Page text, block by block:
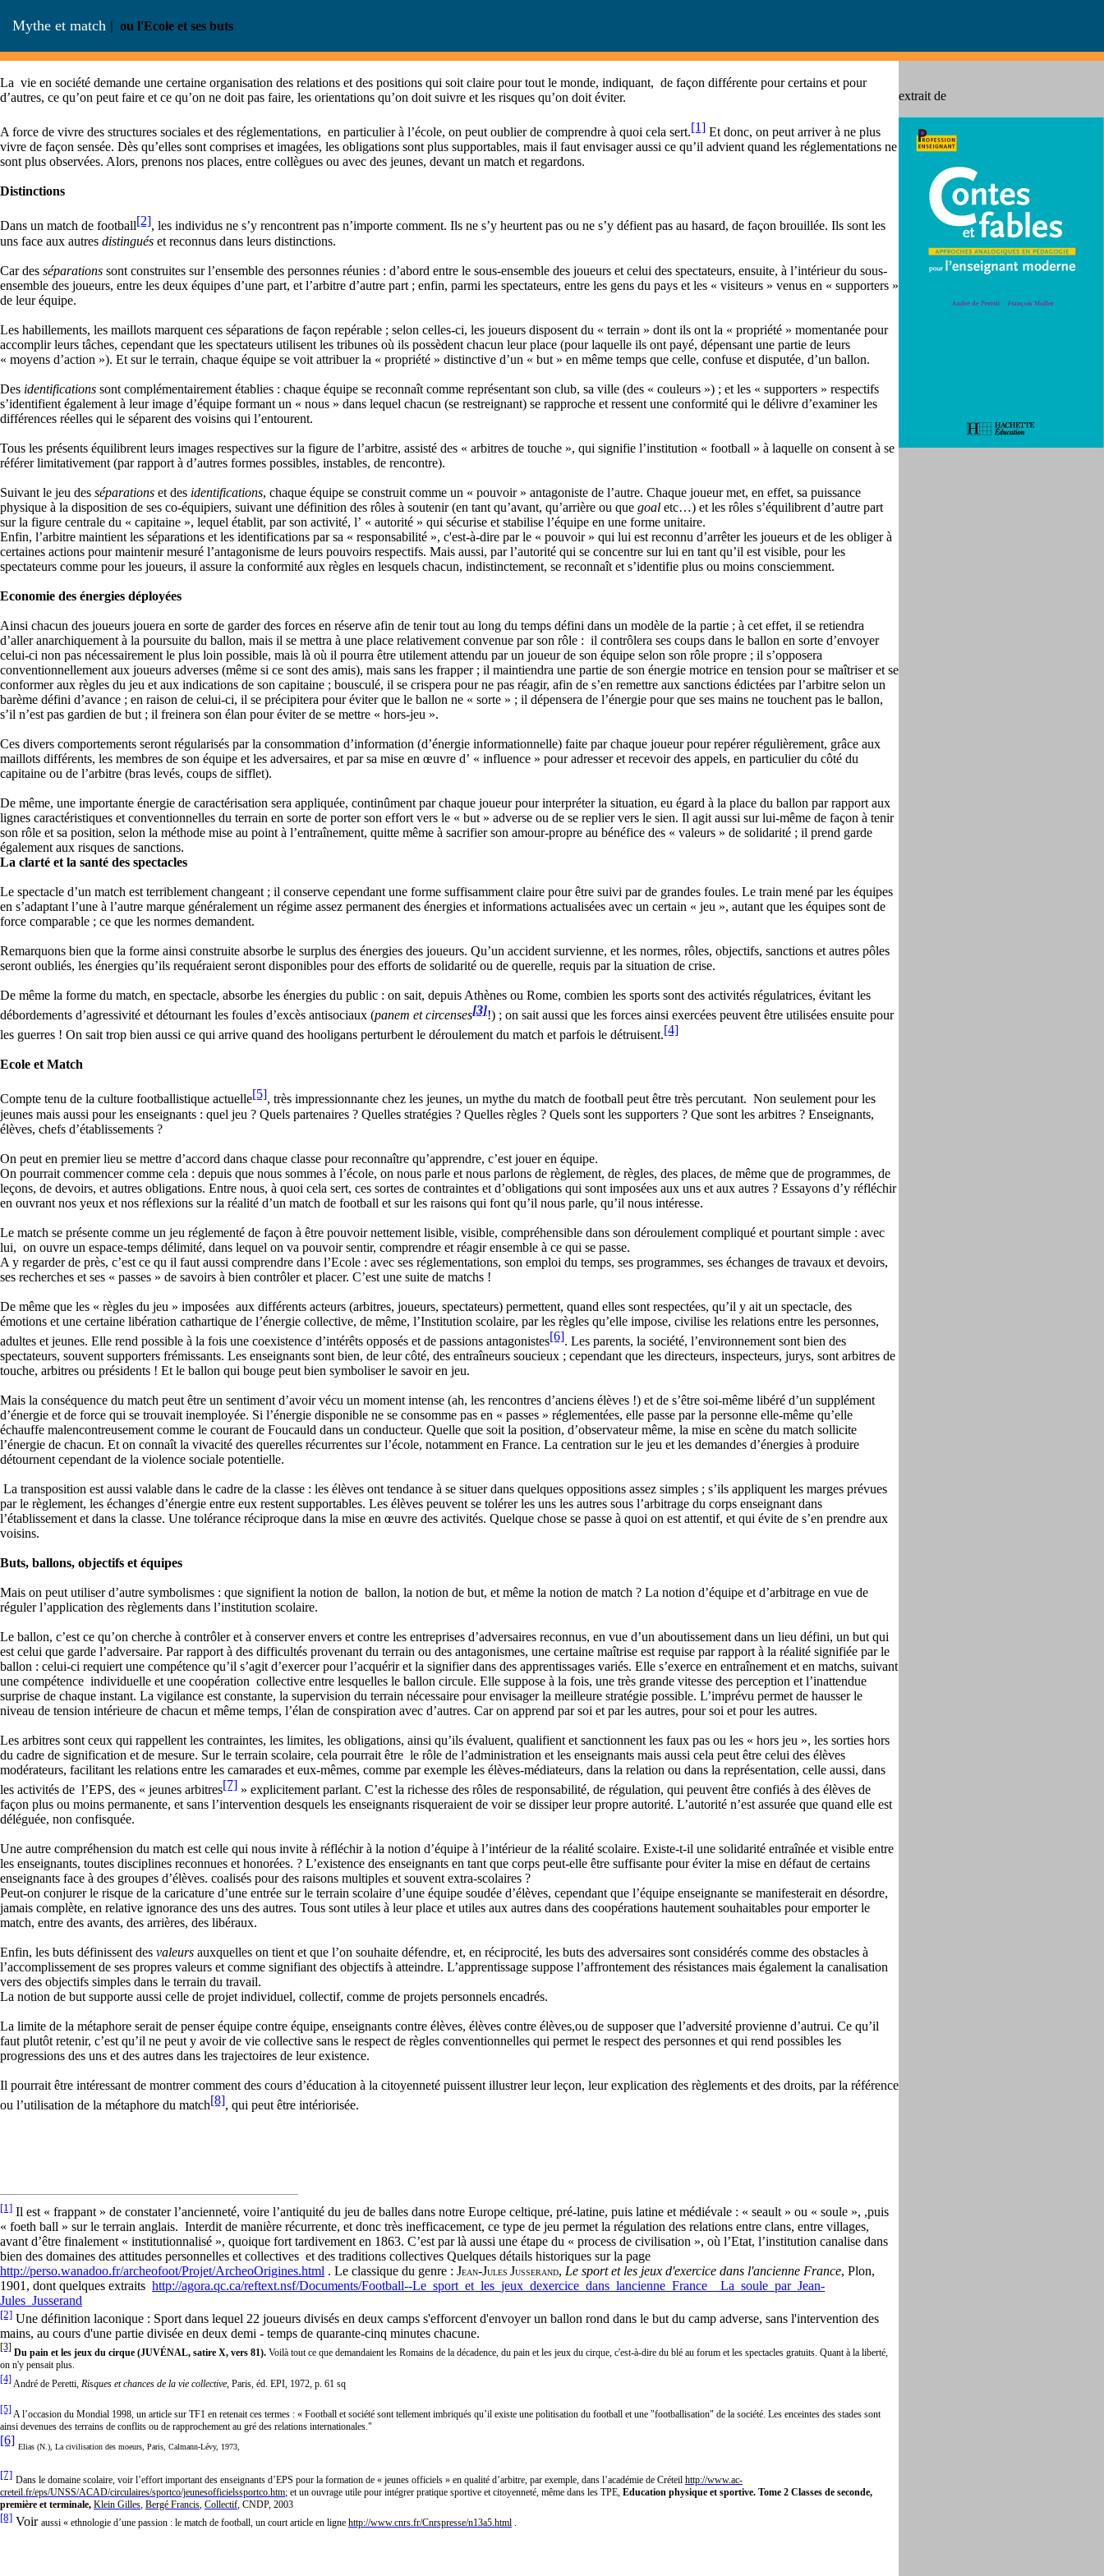
Mythe et match | ou l'Ecole et ses buts
La vie en société demande une certaine organisation des relations et des positions qui soit claire pour tout le monde, indiquant, de façon différente pour certains et pour
d’autres, ce qu’on peut faire et ce qu’on ne doit pas faire, les orientations qu’on doit suivre et les risques qu’on doit éviter.
A force de vivre des structures sociales et des réglementations, en particulier à l’école, on peut oublier de comprendre à quoi cela sert.[1] Et donc, on peut arriver à ne plus
vivre de façon sensée. Dès qu’elles sont comprises et imagées, les obligations sont plus supportables, mais il faut envisager aussi ce qu’il advient quand les réglementations ne
sont plus observées. Alors, prenons nos places, entre collègues ou avec des jeunes, devant un match et regardons.
Distinctions
Dans un match de football[2], les individus ne s’y rencontrent pas n’importe comment. Ils ne s’y heurtent pas ou ne s’y défient pas au hasard, de façon brouillée. Ils sont les
uns face aux autres distingués et reconnus dans leurs distinctions.
Car des séparations sont construites sur l’ensemble des personnes réunies : d’abord entre le sous-ensemble des joueurs et celui des spectateurs, ensuite, à l’intérieur du sous-
ensemble des joueurs, entre les deux équipes d’une part, et l’arbitre d’autre part ; enfin, parmi les spectateurs, entre les gens du pays et les « visiteurs » venus en « supporters »
de leur équipe.
Les habillements, les maillots marquent ces séparations de façon repérable ; selon celles-ci, les joueurs disposent du « terrain » dont ils ont la « propriété » momentanée pour
accomplir leurs tâches, cependant que les spectateurs utilisent les tribunes où ils possèdent chacun leur place (pour laquelle ils ont payé, dépensant une partie de leurs
« moyens d’action »). Et sur le terrain, chaque équipe se voit attribuer la « propriété » distinctive d’un « but » en même temps que celle, confuse et disputée, d’un ballon.
Des identifications sont complémentairement établies : chaque équipe se reconnaît comme représentant son club, sa ville (des « couleurs ») ; et les « supporters » respectifs
s’identifient également à leur image d’équipe formant un « nous » dans lequel chacun (se restreignant) se rapproche et ressent une conformité qui le délivre d’examiner les
différences réelles qui le séparent des voisins qui l’entourent.
Tous les présents équilibrent leurs images respectives sur la figure de l’arbitre, assisté des « arbitres de touche », qui signifie l’institution « football » à laquelle on consent à se
référer limitativement (par rapport à d’autres formes possibles, instables, de rencontre).
Suivant le jeu des séparations et des identifications, chaque équipe se construit comme un « pouvoir » antagoniste de l’autre. Chaque joueur met, en effet, sa puissance
physique à la disposition de ses co-équipiers, suivant une définition des rôles à soutenir (en tant qu’avant, qu’arrière ou que goal etc…) et les rôles s’équilibrent d’autre part
sur la figure centrale du « capitaine », lequel établit, par son activité, l’ « autorité » qui sécurise et stabilise l’équipe en une forme unitaire.
Enfin, l’arbitre maintient les séparations et les identifications par sa « responsabilité », c'est-à-dire par le « pouvoir » qui lui est reconnu d’arrêter les joueurs et de les obliger à
certaines actions pour maintenir mesuré l’antagonisme de leurs pouvoirs respectifs. Mais aussi, par l’autorité qui se concentre sur lui en tant qu’il est visible, pour les
spectateurs comme pour les joueurs, il assure la conformité aux règles en lesquels chacun, indistinctement, se reconnaît et s’identifie plus ou moins consciemment.
Economie des énergies déployées
Ainsi chacun des joueurs jouera en sorte de garder des forces en réserve afin de tenir tout au long du temps défini dans un modèle de la partie ; à cet effet, il se retiendra
d’aller anarchiquement à la poursuite du ballon, mais il se mettra à une place relativement convenue par son rôle : il contrôlera ses coups dans le ballon en sorte d’envoyer
celui-ci non pas nécessairement le plus loin possible, mais là où il pourra être utilement attendu par un joueur de son équipe selon son rôle propre ; il s’opposera
conventionnellement aux joueurs adverses (même si ce sont des amis), mais sans les frapper ; il maintiendra une partie de son énergie motrice en tension pour se maîtriser et se
conformer aux règles du jeu et aux indications de son capitaine ; bousculé, il se crispera pour ne pas réagir, afin de s’en remettre aux sanctions édictées par l’arbitre selon un
barème défini d’avance ; en raison de celui-ci, il se précipitera pour éviter que le ballon ne « sorte » ; il dépensera de l’énergie pour que ses mains ne touchent pas le ballon,
s’il n’est pas gardien de but ; il freinera son élan pour éviter de se mettre « hors-jeu ».
Ces divers comportements seront régularisés par la consommation d’information (d’énergie informationnelle) faite par chaque joueur pour repérer régulièrement, grâce aux
maillots différents, les membres de son équipe et les adversaires, et par sa mise en œuvre d’ « influence » pour adresser et recevoir des appels, en particulier du côté du
capitaine ou de l’arbitre (bras levés, coups de sifflet).
De même, une importante énergie de caractérisation sera appliquée, continûment par chaque joueur pour interpréter la situation, eu égard à la place du ballon par rapport aux
lignes caractéristiques et conventionnelles du terrain en sorte de porter son effort vers le « but » adverse ou de se replier vers le sien. Il agit aussi sur lui-même de façon à tenir
son rôle et sa position, selon la méthode mise au point à l’entraînement, quitte même à sacrifier son amour-propre au bénéfice des « valeurs » de solidarité ; il prend garde
également aux risques de sanctions.
La clarté et la santé des spectacles
Le spectacle d’un match est terriblement changeant ; il conserve cependant une forme suffisamment claire pour être suivi par de grandes foules. Le train mené par les équipes
en s’adaptant l’une à l’autre marque généralement un régime assez permanent des énergies et informations actualisées avec un certain « jeu », autant que les équipes sont de
force comparable ; ce que les normes demandent.
Remarquons bien que la forme ainsi construite absorbe le surplus des énergies des joueurs. Qu’un accident survienne, et les normes, rôles, objectifs, sanctions et autres pôles
seront oubliés, les énergies qu’ils requéraient seront disponibles pour des efforts de solidarité ou de querelle, requis par la situation de crise.
De même la forme du match, en spectacle, absorbe les énergies du public : on sait, depuis Athènes ou Rome, combien les sports sont des activités régulatrices, évitant les
débordements d’agressivité et détournant les foules d’excès antisociaux (panem et circenses[3]!) ; on sait aussi que les forces ainsi exercées peuvent être utilisées ensuite pour
les guerres ! On sait trop bien aussi ce qui arrive quand des hooligans perturbent le déroulement du match et parfois le détruisent.[4]
Ecole et Match
Compte tenu de la culture footballistique actuelle[5], très impressionnante chez les jeunes, un mythe du match de football peut être très percutant. Non seulement pour les
jeunes mais aussi pour les enseignants : quel jeu ? Quels partenaires ? Quelles stratégies ? Quelles règles ? Quels sont les supporters ? Que sont les arbitres ? Enseignants,
élèves, chefs d’établissements ?
On peut en premier lieu se mettre d’accord dans chaque classe pour reconnaître qu’apprendre, c’est jouer en équipe.
On pourrait commencer comme cela : depuis que nous sommes à l’école, on nous parle et nous parlons de règlement, de règles, des places, de même que de programmes, de
leçons, de devoirs, et autres obligations. Entre nous, à quoi cela sert, ces sortes de contraintes et d’obligations qui sont imposées aux uns et aux autres ? Essayons d’y réfléchir
en ouvrant nos yeux et nos réflexions sur la réalité d’un match de football et sur les raisons qui font qu’il nous parle, qu’il nous intéresse.
Le match se présente comme un jeu réglementé de façon à être pouvoir nettement lisible, visible, compréhensible dans son déroulement compliqué et pourtant simple : avec
lui, on ouvre un espace-temps délimité, dans lequel on va pouvoir sentir, comprendre et réagir ensemble à ce qui se passe.
A y regarder de près, c’est ce qu il faut aussi comprendre dans l’Ecole : avec ses réglementations, son emploi du temps, ses programmes, ses échanges de travaux et devoirs,
ses recherches et ses « passes » de savoirs à bien contrôler et placer. C’est une suite de matchs !
De même que les « règles du jeu » imposées aux différents acteurs (arbitres, joueurs, spectateurs) permettent, quand elles sont respectées, qu’il y ait un spectacle, des
émotions et une certaine libération cathartique de l’énergie collective, de même, l’Institution scolaire, par les règles qu’elle impose, civilise les relations entre les personnes,
adultes et jeunes. Elle rend possible à la fois une coexistence d’intérêts opposés et de passions antagonistes[6]. Les parents, la société, l’environnement sont bien des
spectateurs, souvent supporters frémissants. Les enseignants sont bien, de leur côté, des entraîneurs soucieux ; cependant que les directeurs, inspecteurs, jurys, sont arbitres de
touche, arbitres ou présidents ! Et le ballon qui bouge peut bien symboliser le savoir en jeu.
Mais la conséquence du match peut être un sentiment d’avoir vécu un moment intense (ah, les rencontres d’anciens élèves !) et de s’être soi-même libéré d’un supplément
d’énergie et de force qui se trouvait inemployée. Si l’énergie disponible ne se consomme pas en « passes » réglementées, elle passe par la personne elle-même qu’elle
échauffe malencontreusement comme le courant de Foucauld dans un conducteur. Quelle que soit la position, d’observateur même, la mise en scène du match sollicite
l’énergie de chacun. Et on connaît la vivacité des querelles récurrentes sur l’école, notamment en France. La centration sur le jeu et les demandes d’énergies à produire
détournent cependant de la violence sociale potentielle.
La transposition est aussi valable dans le cadre de la classe : les élèves ont tendance à se situer dans quelques oppositions assez simples ; s’ils appliquent les marges prévues
par le règlement, les échanges d’énergie entre eux restent supportables. Les élèves peuvent se tolérer les uns les autres sous l’arbitrage du corps enseignant dans
l’établissement et dans la classe. Une tolérance réciproque dans la mise en œuvre des activités. Quelque chose se passe à quoi on est attentif, et qui évite de s’en prendre aux
voisins.
Buts, ballons, objectifs et équipes
Mais on peut utiliser d’autre symbolismes : que signifient la notion de ballon, la notion de but, et même la notion de match ? La notion d’équipe et d’arbitrage en vue de
réguler l’application des règlements dans l’institution scolaire.
Le ballon, c’est ce qu’on cherche à contrôler et à conserver envers et contre les entreprises d’adversaires reconnus, en vue d’un aboutissement dans un lieu défini, un but qui
est celui que garde l’adversaire. Par rapport à des difficultés provenant du terrain ou des antagonismes, une certaine maîtrise est requise par rapport à la réalité signifiée par le
ballon : celui-ci requiert une compétence qu’il s’agit d’exercer pour l’acquérir et la signifier dans des apprentissages variés. Elle s’exerce en entraînement et en matchs, suivant
une compétence individuelle et une coopération collective entre lesquelles le ballon circule. Elle suppose à la fois, une très grande vitesse des perception et l’inattendue
surprise de chaque instant. La vigilance est constante, la supervision du terrain nécessaire pour envisager la meilleure stratégie possible. L’imprévu permet de hausser le
niveau de tension intérieure de chacun et même temps, l’élan de conspiration avec d’autres. Car on apprend par soi et par les autres, pour soi et pour les autres.
Les arbitres sont ceux qui rappellent les contraintes, les limites, les obligations, ainsi qu’ils évaluent, qualifient et sanctionnent les faux pas ou les « hors jeu », les sorties hors
du cadre de signification et de mesure. Sur le terrain scolaire, cela pourrait être le rôle de l’administration et les enseignants mais aussi cela peut être celui des élèves
modérateurs, facilitant les relations entre les camarades et eux-mêmes, comme par exemple les élèves-médiateurs, dans la relation ou dans la représentation, celle aussi, dans
les activités de l’EPS, des « jeunes arbitres[7] » explicitement parlant. C’est la richesse des rôles de responsabilité, de régulation, qui peuvent être confiés à des élèves de
façon plus ou moins permanente, et sans l’intervention desquels les enseignants risqueraient de voir se dissiper leur propre autorité. L’autorité n’est assurée que quand elle est
déléguée, non confisquée.
Une autre compréhension du match est celle qui nous invite à réfléchir à la notion d’équipe à l’intérieur de la réalité scolaire. Existe-t-il une solidarité entraînée et visible entre
les enseignants, toutes disciplines reconnues et honorées. ? L’existence des enseignants en tant que corps peut-elle être suffisante pour éviter la mise en défaut de certains
enseignants face à des groupes d’élèves. coalisés pour des raisons multiples et souvent extra-scolaires ?
Peut-on conjurer le risque de la caricature d’une entrée sur le terrain scolaire d’une équipe soudée d’élèves, cependant que l’équipe enseignante se manifesterait en désordre,
jamais complète, en relative ignorance des uns des autres. Tous sont utiles à leur place et utiles aux autres dans des coopérations hautement souhaitables pour emporter le
match, entre des avants, des arrières, des libéraux.
Enfin, les buts définissent des valeurs auxquelles on tient et que l’on souhaite défendre, et, en réciprocité, les buts des adversaires sont considérés comme des obstacles à
l’accomplissement de ses propres valeurs et comme signifiant des objectifs à atteindre. L’apprentissage suppose l’affrontement des résistances mais également la canalisation
vers des objectifs simples dans le terrain du travail.
La notion de but supporte aussi celle de projet individuel, collectif, comme de projets personnels encadrés.
La limite de la métaphore serait de penser équipe contre équipe, enseignants contre élèves, élèves contre élèves,ou de supposer que l’adversité provienne d’autrui. Ce qu’il
faut plutôt retenir, c’est qu’il ne peut y avoir de vie collective sans le respect de règles conventionnelles qui permet le respect des personnes et qui rend possibles les
progressions des uns et des autres dans les trajectoires de leur existence.
Il pourrait être intéressant de montrer comment des cours d’éducation à la citoyenneté puissent illustrer leur leçon, leur explication des règlements et des droits, par la référence
ou l’utilisation de la métaphore du match[8], qui peut être intériorisée.
[1] Il est « frappant » de constater l’ancienneté, voire l’antiquité du jeu de balles dans notre Europe celtique, pré-latine, puis latine et médiévale : « seault » ou « soule », ,puis
« foeth ball » sur le terrain anglais. Interdit de manière récurrente, et donc très inefficacement, ce type de jeu permet la régulation des relations entre clans, entre villages,
avant d’être finalement « institutionnalisé », quoique fort tardivement en 1863. C’est par là aussi une étape du « process de civilisation », où l’Etat, l’institution canalise dans
bien des domaines des attitudes personnelles et collectives et des traditions collectives Quelques détails historiques sur la page
http://perso.wanadoo.fr/archeofoot/Projet/ArcheoOrigines.html . Le classique du genre : JEAN-JULES JUSSERAND, Le sport et les jeux d'exercice dans l'ancienne France, Plon,
1901, dont quelques extraits http://agora.qc.ca/reftext.nsf/Documents/Football--Le_sport_et_les_jeux_dexercice_dans_lancienne_France__La_soule_par_Jean-
Jules_Jusserand
[2] Une définition laconique : Sport dans lequel 22 joueurs divisés en deux camps s'efforcent d'envoyer un ballon rond dans le but du camp adverse, sans l'intervention des
mains, au cours d'une partie divisée en deux demi - temps de quarante-cinq minutes chacune.
[3] Du pain et les jeux du cirque (JUVÉNAL, satire X, vers 81). Voilà tout ce que demandaient les Romains de la décadence, du pain et les jeux du cirque, c'est-à-dire du blé au forum et les spectacles gratuits. Quant à la liberté,
on n'y pensait plus.
[4]André de Peretti, Risques et chances de la vie collective, Paris, éd. EPI, 1972, p. 61 sq
[5] A l’occasion du Mondial 1998, un article sur TF1 en retenait ces termes : « Football et société sont tellement imbriqués qu’il existe une politisation du football et une "footballisation" de la société. Les enceintes des stades sont
ainsi devenues des terrains de conflits ou de rapprochement au gré des relations internationales."
[6] Elias (N.), La civilisation des moeurs, Paris, Calmann-Lévy, 1973,
[7] Dans le domaine scolaire, voir l’effort important des enseignants d’EPS pour la formation de « jeunes officiels » en qualité d’arbitre, par exemple, dans l’académie de Créteil http://www.ac-
creteil.fr/eps/UNSS/ACAD/circulaires/sportco/jeunesofficielssportco.htm; et un ouvrage utile pour intégrer pratique sportive et citoyenneté, même dans les TPE, Education physique et sportive. Tome 2 Classes de seconde,
première et terminale, Klein Gilles, Bergé Francis, Collectif, CNDP, 2003
[8] Voir aussi « ethnologie d’une passion : le match de football, un court article en ligne http://www.cnrs.fr/Cnrspresse/n13a5.html .
extrait de